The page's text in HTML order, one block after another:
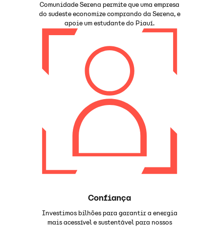
Comunidade Serena permite que uma empresa
do sudeste economize comprando da Serena, e
apoie um estudante do Piauí.
Confiança
Investimos bilhões para garantir a energia
mais acessível e sustentável para nossos